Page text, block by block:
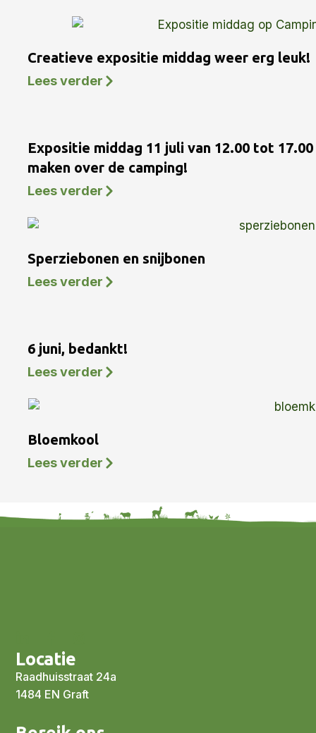
Creatieve expositie middag weer erg leuk!
Lees verder
Expositie middag 11 juli van 12.00 tot
maken over de camping!
Lees verder
Sperziebonen en snijbonen
Lees verder
6 juni, bedankt!
Lees verder
Bloemkool
Lees verder
Locatie
Raadhuisstraat 24a
1484 EN Graft